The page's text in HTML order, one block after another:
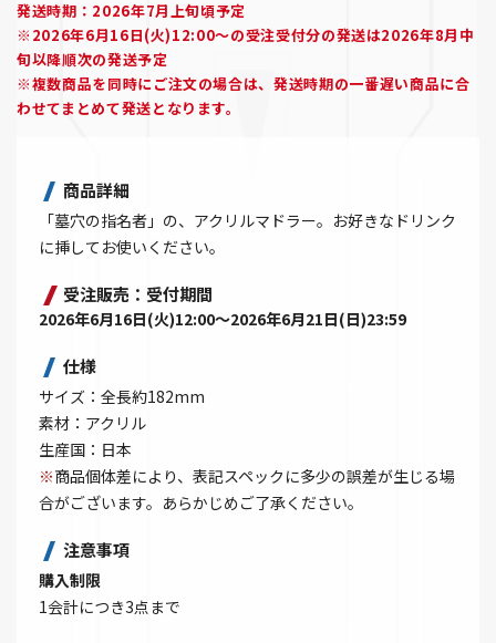
発送時期：2026年7月上旬頃予定
※2026年6月16日(火)12:00～の受注受付分の発送は2026年8月中
旬以降順次の発送予定
※複数商品を同時にご注文の場合は、発送時期の一番遅い商品に合
わせてまとめて発送となります。
商品詳細
「墓穴の指名者」の、アクリルマドラー。お好きなドリンク
に挿してお使いください。
受注販売：受付期間
2026年6月16日(火)12:00～2026年6月21日(日)23:59
仕様
サイズ：全長約182mm
素材：アクリル
生産国：日本
※商品個体差により、表記スペックに多少の誤差が生じる場
合がございます。あらかじめご了承ください。
注意事項
購入制限
1会計につき3点まで